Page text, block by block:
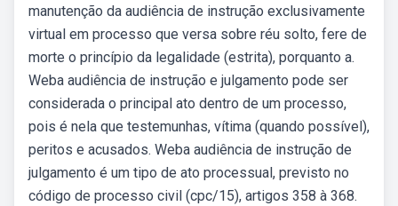
manutenção da audiência de instrução exclusivamente
virtual em processo que versa sobre réu solto, fere de
morte o princípio da legalidade (estrita), porquanto a.
Weba audiência de instrução e julgamento pode ser
considerada o principal ato dentro de um processo,
pois é nela que testemunhas, vítima (quando possível),
peritos e acusados. Weba audiência de instrução de
julgamento é um tipo de ato processual, previsto no
código de processo civil (cpc/15), artigos 358 à 368.